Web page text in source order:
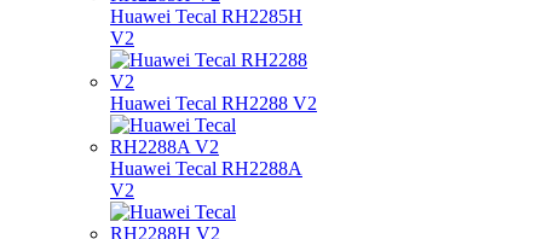
Huawei Tecal RH2285H
V2
Huawei Tecal RH2288 V2
Huawei Tecal RH2288A
V2